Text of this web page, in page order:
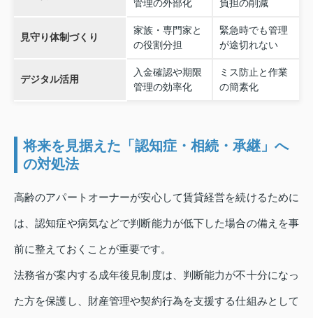
管理の外部化 負担の削減
見守り体制づくり
家族・専門家と
の役割分担
緊急時でも管理
が途切れない
デジタル活用
入金確認や期限
管理の効率化
ミス防止と作業
の簡素化
将来を見据えた「認知症・相続・承継」へ
の対処法
高齢のアパートオーナーが安心して賃貸経営を続けるために
は、認知症や病気などで判断能力が低下した場合の備えを事
前に整えておくことが重要です。
法務省が案内する成年後見制度は、判断能力が不十分になっ
た方を保護し、財産管理や契約行為を支援する仕組みとして